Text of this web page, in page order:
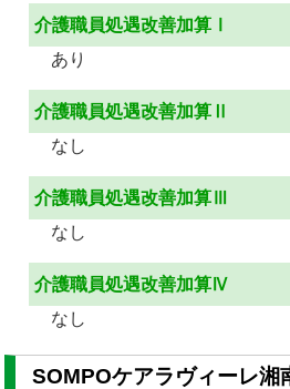
介護職員処遇改善加算Ⅰ
あり
介護職員処遇改善加算Ⅱ
なし
介護職員処遇改善加算Ⅲ
なし
介護職員処遇改善加算Ⅳ
なし
SOMPOケアラヴィーレ湘